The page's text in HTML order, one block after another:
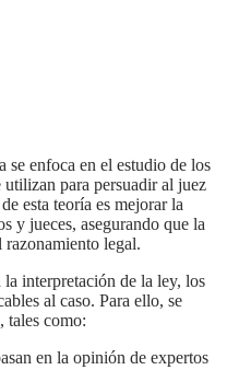
para persuadir al juez
esta teoría es mejorar la
y jueces, asegurando que la
razonamiento legal.
al caso. Para ello, se
tales como:
en la opinión de expertos